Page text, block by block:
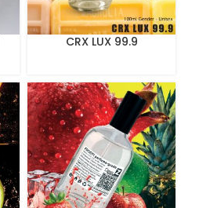
CRX LUX 99.9